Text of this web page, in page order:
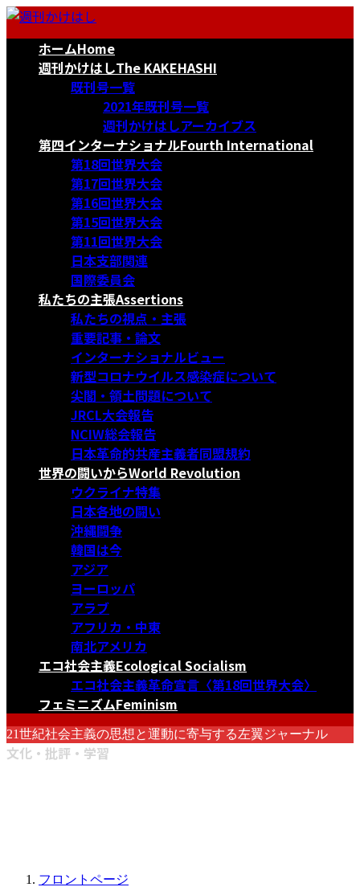
コ
ナ
ホームHome
週刊かけはしThe KAKEHASHI
既刊号一覧
2021年既刊号一覧
週刊かけはしアーカイブス
第四インターナショナルFourth International
第18回世界大会
第17回世界大会
第16回世界大会
第15回世界大会
第11回世界大会
日本支部関連
国際委員会
私たちの主張Assertions
私たちの視点・主張
重要記事・論文
インターナショナルビュー
新型コロナウイルス感染症について
尖閣・領土問題について
JRCL大会報告
NCIW総会報告
日本革命的共産主義者同盟規約
世界の闘いからWorld Revolution
ウクライナ特集
日本各地の闘い
沖縄闘争
韓国は今
アジア
ヨーロッパ
アラブ
アフリカ・中東
南北アメリカ
エコ社会主義Ecological Socialism
エコ社会主義革命宣言〈第18回世界大会〉
フェミニズムFeminism
21世紀社会主義の思想と運動に寄与する左翼ジャーナル
文化・批評・学習
フロントページ